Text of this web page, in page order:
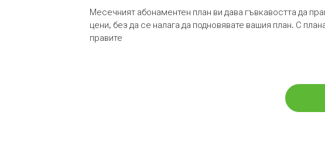
Месечният абонаментен план ви дава гъвкавостта да
цени, без да се налага да подновявате вашия план. С
правите